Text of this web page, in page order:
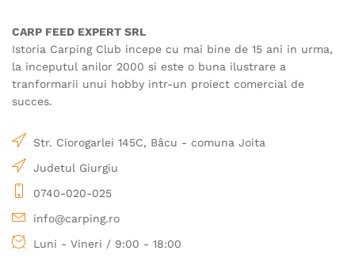
CARP FEED EXPERT SRL
Istoria Carping Club incepe cu mai bine de 15 ani in urma,
la inceputul anilor 2000 si este o buna ilustrare a
tranformarii unui hobby intr-un proiect comercial de
succes.
Str. Ciorogarlei 145C, Bâcu - comuna Joita
Judetul Giurgiu
0740-020-025
info@carping.ro
Luni - Vineri / 9:00 - 18:00